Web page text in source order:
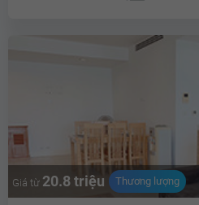
Giá từ 20.8 triệu Thương lượng